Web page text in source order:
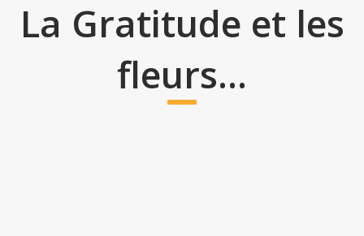
La Gratitude et les
fleurs…